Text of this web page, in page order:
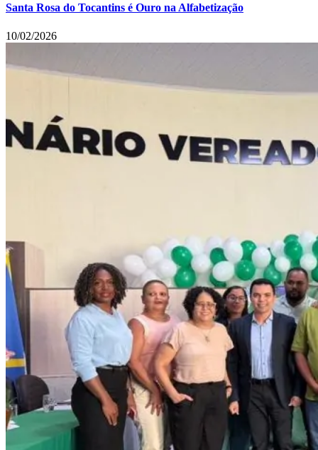
Santa Rosa do Tocantins é Ouro na Alfabetização
10/02/2026